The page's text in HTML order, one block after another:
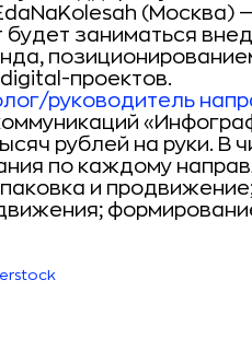
(Москва)
будет заниматься
проектов.
руководитель
рублей на руки. В
по каждому
и